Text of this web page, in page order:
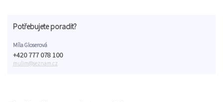
Potřebujete poradit?
Míla Gloserová
+420 777 078 100
mulim@seznam.cz